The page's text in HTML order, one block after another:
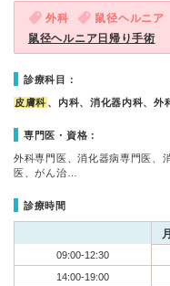
外科 鼠径ヘルニア
鼠径ヘルニア日帰り手術
診療科目：
皮膚科 、内科、消化器内科、外
専門医・資格：
外科専門医、消化器病専門医、
医、がん治…
診療時間
月
09:00-12:30
14:00-19:00